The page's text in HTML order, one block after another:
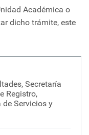
Académica o
dicho trámite, este
Secretaría
Registro,
de Servicios y